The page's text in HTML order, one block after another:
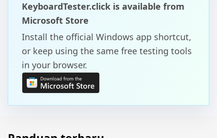
KeyboardTester.click is available from
Microsoft Store
Install the official Windows app shortcut,
or keep using the same free testing tools
in your browser.